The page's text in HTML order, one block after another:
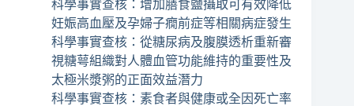
科學事實查核：增加膳食鹽攝取可有效降低
妊娠高血壓及孕婦子癇前症等相關病症發生
科學事實查核：從糖尿病及腹膜透析重新審
視糖萼組織對人體血管功能維持的重要性及
太極米漿粥的正面效益潛力
科學事實查核：素食者與健康或全因死亡率